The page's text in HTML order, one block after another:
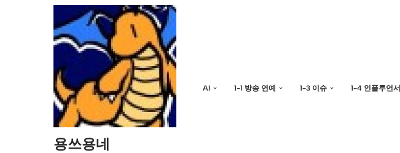
용쓰용네
AI 1-1 방송 연예 1-3 이슈 1-4 인플루언서